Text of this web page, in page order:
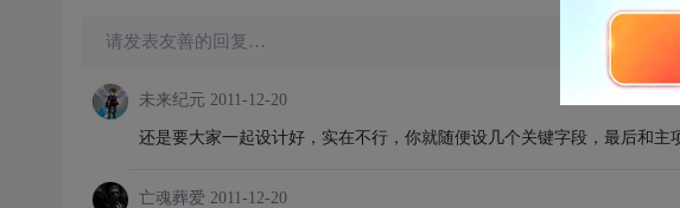
请发表友善的回复…
未来纪元 2011-12-20
还是要大家一起设计好，实在不行，你就随便设几个关键字段，最后和主
亡魂葬爱 2011-12-20